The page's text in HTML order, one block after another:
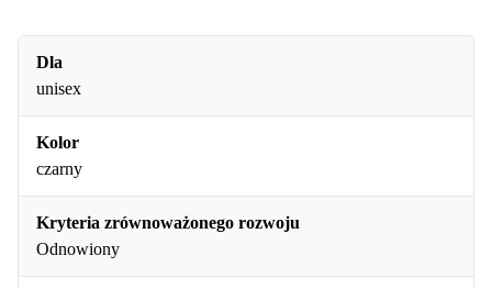
Dla
unisex
Kolor
czarny
Kryteria zrównoważonego rozwoju
Odnowiony